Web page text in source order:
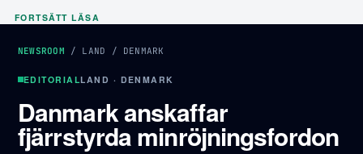
FORTSÄTT LÄSA
NEWSROOM / LAND / DENMARK
EDITORIALLAND · DENMARK
Danmark anskaffar
fjärrstyrda minröjningsfordon